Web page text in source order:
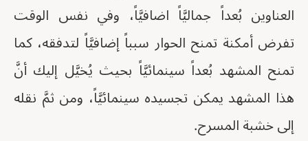
العناوين بُعداً جماليَّاً اضافيَّاً، وفي نفس الوقت
تفرض أمكنة تمنح الحوار سبباً إضافيَّاً لتدفقه، كما
تمنح المشهد بُعداً سينمائيَّاً بحيث يُخيَّل إليك أنَّ
هذا المشهد يمكن تجسيده سينمائيَّاً، ومن ثمَّ نقله
إلى خشبة المسرح.